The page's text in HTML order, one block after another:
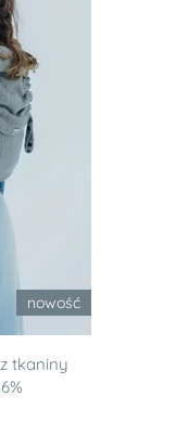
nowość
tkaniny